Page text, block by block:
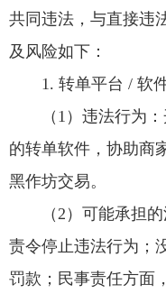
共同违法，与直接违
及风险如下：
1. 转单平台 / 软
（1）违法行为
的转单软件，协助商
黑作坊交易。
（2）可能承担
责令停止违法行为；
罚款；民事责任方面